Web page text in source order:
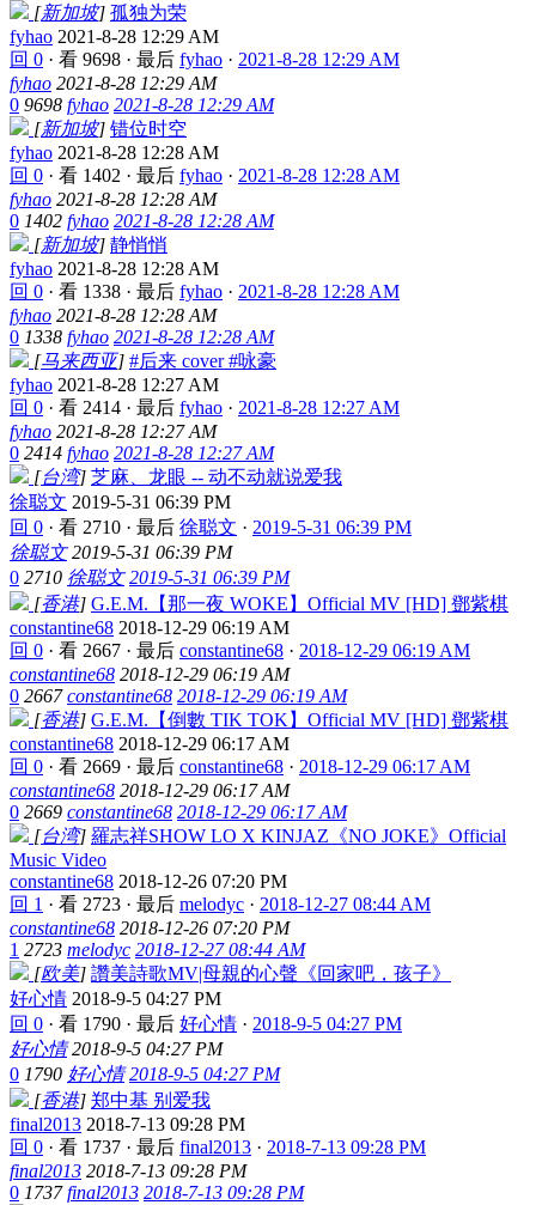
[新加坡] 孤独为荣
fyhao 2021-8-28 12:29 AM
回 0 · 看 9698 · 最后 fyhao · 2021-8-28 12:29 AM
fyhao 2021-8-28 12:29 AM
0 9698 fyhao 2021-8-28 12:29 AM
[新加坡] 错位时空
fyhao 2021-8-28 12:28 AM
回 0 · 看 1402 · 最后 fyhao · 2021-8-28 12:28 AM
fyhao 2021-8-28 12:28 AM
0 1402 fyhao 2021-8-28 12:28 AM
[新加坡] 静悄悄
fyhao 2021-8-28 12:28 AM
回 0 · 看 1338 · 最后 fyhao · 2021-8-28 12:28 AM
fyhao 2021-8-28 12:28 AM
0 1338 fyhao 2021-8-28 12:28 AM
[马来西亚] #后来 cover #咏豪
fyhao 2021-8-28 12:27 AM
回 0 · 看 2414 · 最后 fyhao · 2021-8-28 12:27 AM
fyhao 2021-8-28 12:27 AM
0 2414 fyhao 2021-8-28 12:27 AM
[台湾] 芝麻、龙眼 -- 动不动就说爱我
徐聪文 2019-5-31 06:39 PM
回 0 · 看 2710 · 最后 徐聪文 · 2019-5-31 06:39 PM
徐聪文 2019-5-31 06:39 PM
0 2710 徐聪文 2019-5-31 06:39 PM
[香港] G.E.M.【那一夜 WOKE】Official MV [HD] 鄧紫棋
constantine68 2018-12-29 06:19 AM
回 0 · 看 2667 · 最后 constantine68 · 2018-12-29 06:19 AM
constantine68 2018-12-29 06:19 AM
0 2667 constantine68 2018-12-29 06:19 AM
[香港] G.E.M.【倒數 TIK TOK】Official MV [HD] 鄧紫棋
constantine68 2018-12-29 06:17 AM
回 0 · 看 2669 · 最后 constantine68 · 2018-12-29 06:17 AM
constantine68 2018-12-29 06:17 AM
0 2669 constantine68 2018-12-29 06:17 AM
[台湾] 羅志祥SHOW LO X KINJAZ《NO JOKE》Official
Music Video
constantine68 2018-12-26 07:20 PM
回 1 · 看 2723 · 最后 melodyc · 2018-12-27 08:44 AM
constantine68 2018-12-26 07:20 PM
1 2723 melodyc 2018-12-27 08:44 AM
[欧美] 讚美詩歌MV|母親的心聲《回家吧，孩子》
好心情 2018-9-5 04:27 PM
回 0 · 看 1790 · 最后 好心情 · 2018-9-5 04:27 PM
好心情 2018-9-5 04:27 PM
0 1790 好心情 2018-9-5 04:27 PM
[香港] 郑中基 别爱我
final2013 2018-7-13 09:28 PM
回 0 · 看 1737 · 最后 final2013 · 2018-7-13 09:28 PM
final2013 2018-7-13 09:28 PM
0 1737 final2013 2018-7-13 09:28 PM